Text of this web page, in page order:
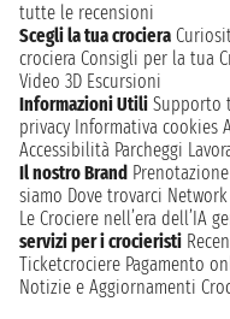
tutte le recensioni
Scegli la tua crociera
crociera Consigli per la tua
Video 3D Escursioni
Informazioni Utili Supporto
privacy Informativa cookies
Accessibilità Parcheggi
Il nostro Brand
siamo Dove trovarci Network
Le Crociere nell’era dell’IA
servizi per i crocieristi
Ticketcrociere Pagamento
Notizie e Aggiornamenti